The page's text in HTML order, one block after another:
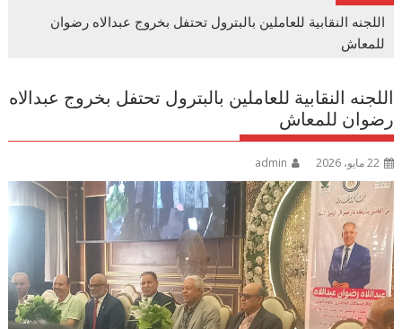
اللجنه النقابية للعاملين بالبترول تحتفل بخروج عبدالاه رضوان
للمعاش
اللجنه النقابية للعاملين بالبترول تحتفل بخروج عبدالاه
رضوان للمعاش
22 مايو، 2026 admin